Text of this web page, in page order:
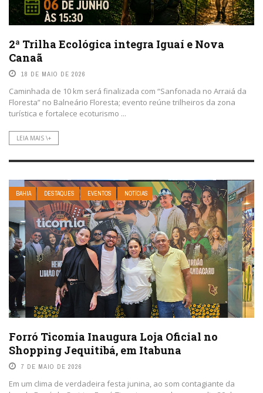
2ª Trilha Ecológica integra Iguaí e Nova
Canaã
18 DE MAIO DE 2026
Caminhada de 10 km será finalizada com “Sanfonada no Arraiá da
Floresta” no Balneário Floresta; evento reúne trilheiros da zona
turística e fortalece ecoturismo ...
LEIA MAIS \+
BAHIA DESTAQUES EVENTOS NOTÍCIAS
Forró Ticomia Inaugura Loja Oficial no
Shopping Jequitibá, em Itabuna
7 DE MAIO DE 2026
Em um clima de verdadeira festa junina, ao som contagiante da